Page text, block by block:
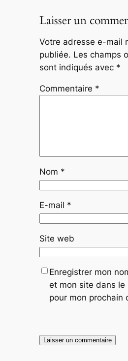
Laisser un
Votre adresse e-mail
publiée. Les champs
sont indiqués avec *
Commentaire *
Nom *
E-mail *
Site web
Enregistrer mon
et mon site dans le
pour mon prochain